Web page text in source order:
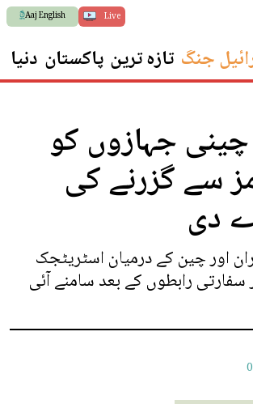
Live
Aaj English
جنگ تازہ ترین پاکستان دنیا
چینی جہازوں کو
سے گزرنے کی
دی
اور چین کے درمیان اسٹریٹجک
رابطوں کے بعد سامنے آئی